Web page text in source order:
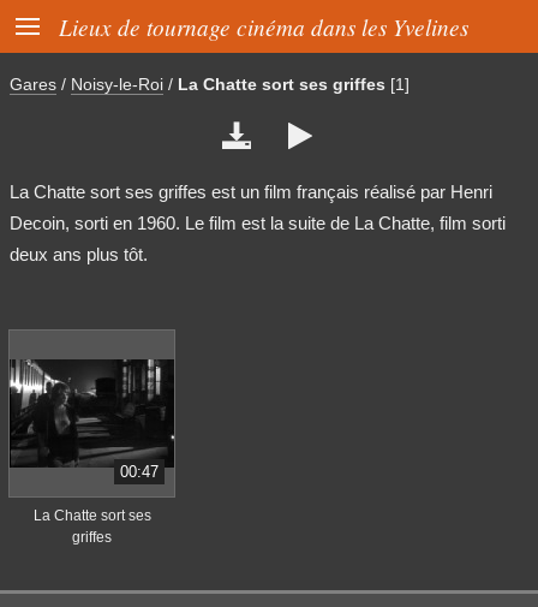
 Lieux de tournage cinéma dans les Yvelines
Gares / Noisy-le-Roi / La Chatte sort ses griffes [1]
 
La Chatte sort ses griffes est un film français réalisé par Henri
Decoin, sorti en 1960. Le film est la suite de La Chatte, film sorti
deux ans plus tôt.
00:47
La Chatte sort ses
griffes